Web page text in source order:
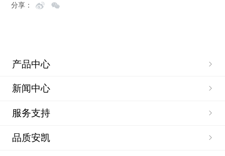
分享：
产品中心
新闻中心
服务支持
品质安凯